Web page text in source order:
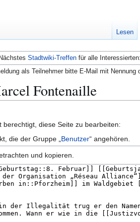
Stadtwiki-Treffen für alle
als Teilnehmer bitte E-Mail mit
Fontenaille
diese Seite zu bearbeiten:
die der Gruppe „Benutzer“ angehören.
und kopieren.
Lesen